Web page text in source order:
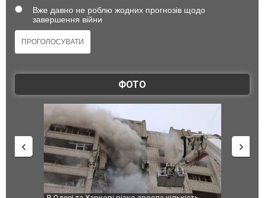
Вже давно не роблю жодних прогнозів щодо
завершення війни
ФОТО